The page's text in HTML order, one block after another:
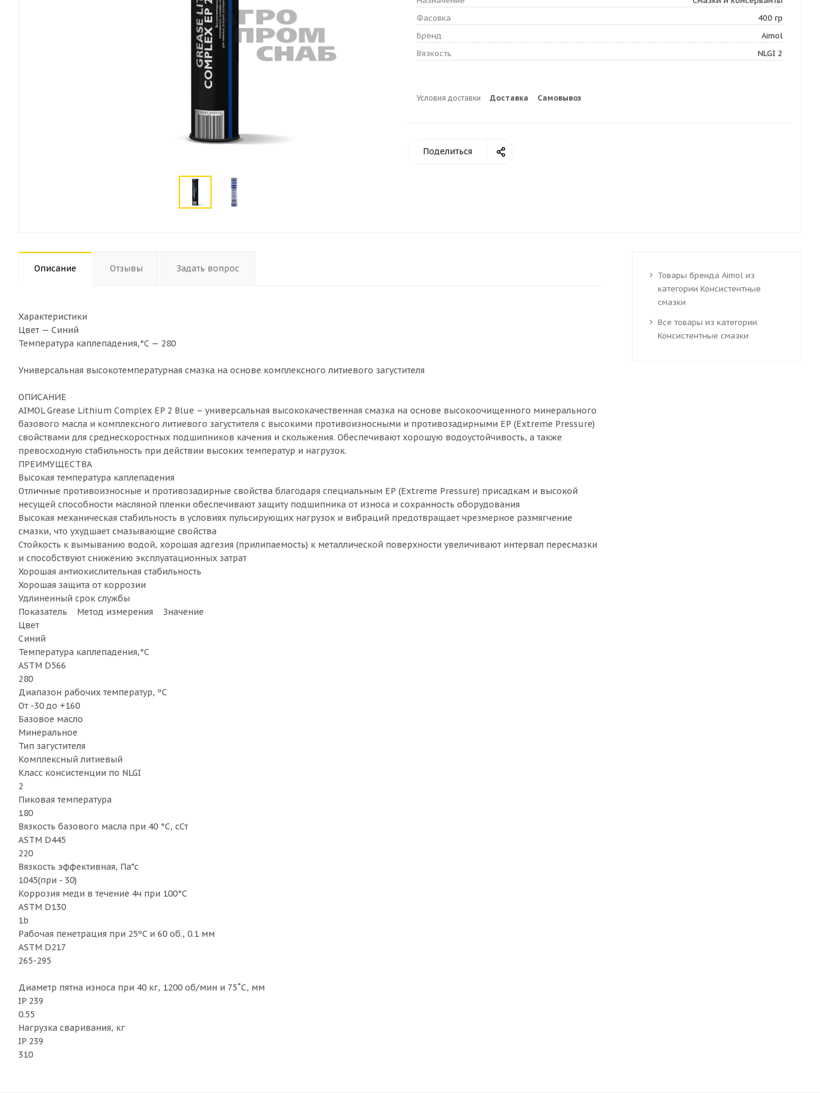
Фасовка
400 гр
Бренд
Aimol
Вязкость
NLGI 2
Условия доставки Доставка Самовывоз
Поделиться
Описание Отзывы Задать вопрос
Характеристики
Цвет — Синий
Температура каплепадения,°C — 280
Универсальная высокотемпературная смазка на основе комплексного литиевого загустителя
ОПИСАНИЕ
AIMOL Grease Lithium Complex EP 2 Blue – универсальная высококачественная смазка на основе высокоочищенного минерального
базового масла и комплексного литиевого загустителя с высокими противоизносными и противозадирными ЕР (Extreme Pressure)
свойствами для среднескоростных подшипников качения и скольжения. Обеспечивают хорошую водоустойчивость, а также
превосходную стабильность при действии высоких температур и нагрузок.
ПРЕИМУЩЕСТВА
Высокая температура каплепадения
Отличные противоизносные и противозадирные свойства благодаря специальным ЕР (Extreme Pressure) присадкам и высокой
несущей способности масляной пленки обеспечивают защиту подшипника от износа и сохранность оборудования
Высокая механическая стабильность в условиях пульсирующих нагрузок и вибраций предотвращает чрезмерное размягчение
смазки, что ухудшает смазывающие свойства
Стойкость к вымыванию водой, хорошая адгезия (прилипаемость) к металлической поверхности увеличивают интервал пересмазки
и способствуют снижению эксплуатационных затрат
Хорошая антиокислительная стабильность
Хорошая защита от коррозии
Удлиненный срок службы
Показатель Метод измерения Значение
Цвет
Синий
Температура каплепадения,°C
ASTM D566
280
Диапазон рабочих температур, ºC
От -30 до +160
Базовое масло
Минеральное
Тип загустителя
Комплексный литиевый
Класс консистенции по NLGI
2
Пиковая температура
180
Вязкость базового масла при 40 °C, сСт
ASTM D445
220
Вязкость эффективная, Па*с
1045(при - 30)
Коррозия меди в течение 4ч при 100°C
ASTM D130
1b
Рабочая пенетрация при 25ºC и 60 об., 0.1 мм
ASTM D217
265-295
Диаметр пятна износа при 40 кг, 1200 об/мин и 75˚С, мм
IP 239
0.55
Нагрузка сваривания, кг
IP 239
310
Товары бренда Aimol из
категории Консистентные
смазки
Все товары из категории
Консистентные смазки